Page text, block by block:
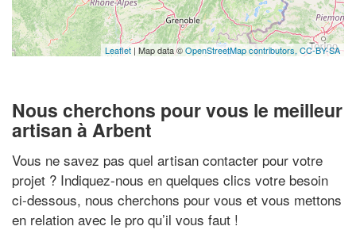
Leaflet | Map data ©OpenStreetMap contributors, CC-BY-SA
Nous cherchons pour vous le meilleur
artisan à Arbent
Vous ne savez pas quel artisan contacter pour votre
projet ? Indiquez-nous en quelques clics votre besoin
ci-dessous, nous cherchons pour vous et vous mettons
en relation avec le pro qu’il vous faut !